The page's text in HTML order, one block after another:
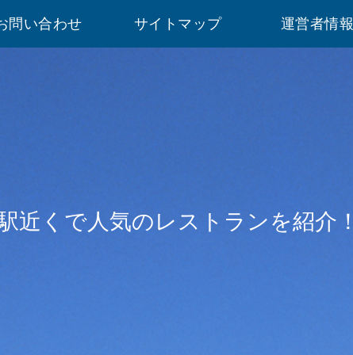
近くで人気のレストランを紹介！
問い合わせ サイトマップ 運営者情報